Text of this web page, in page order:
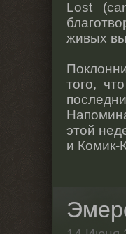
Lost
живых
того,
этой
и Комик-